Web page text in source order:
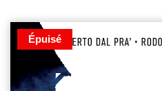
Épuisé